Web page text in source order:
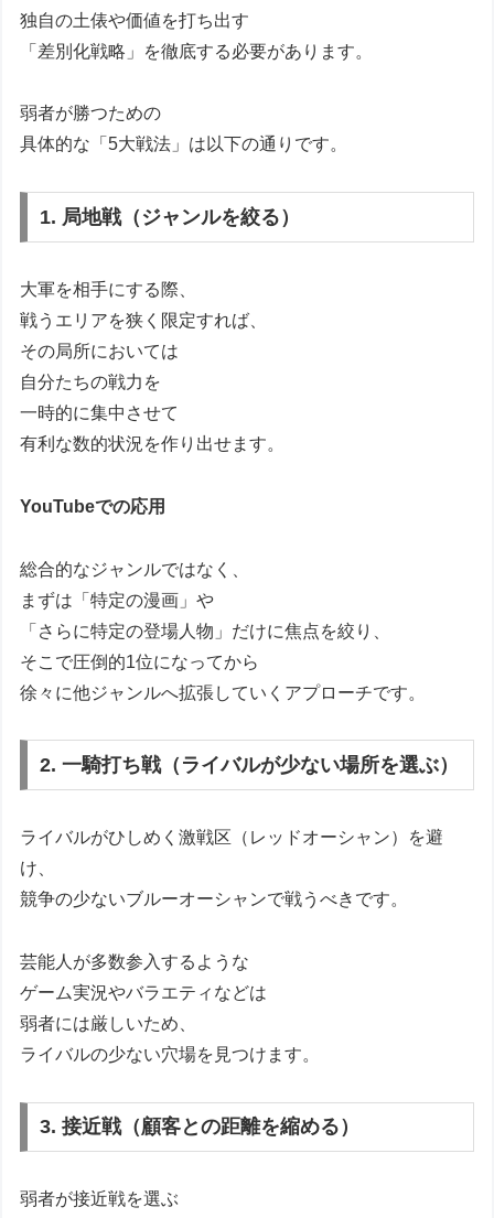
独自の土俵や価値を打ち出す
「差別化戦略」を徹底する必要があります。
弱者が勝つための
具体的な「5大戦法」は以下の通りです。
1. 局地戦（ジャンルを絞る）
大軍を相手にする際、
戦うエリアを狭く限定すれば、
その局所においては
自分たちの戦力を
一時的に集中させて
有利な数的状況を作り出せます。
YouTubeでの応用
総合的なジャンルではなく、
まずは「特定の漫画」や
「さらに特定の登場人物」だけに焦点を絞り、
そこで圧倒的1位になってから
徐々に他ジャンルへ拡張していくアプローチです。
2. 一騎打ち戦（ライバルが少ない場所を選ぶ）
ライバルがひしめく激戦区（レッドオーシャン）を避
け、
競争の少ないブルーオーシャンで戦うべきです。
芸能人が多数参入するような
ゲーム実況やバラエティなどは
弱者には厳しいため、
ライバルの少ない穴場を見つけます。
3. 接近戦（顧客との距離を縮める）
弱者が接近戦を選ぶ